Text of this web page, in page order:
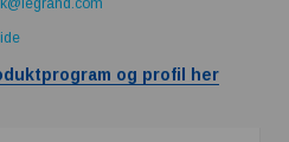
og profil her